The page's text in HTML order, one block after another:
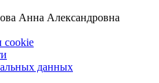
Анна Александровна
cookie
данных